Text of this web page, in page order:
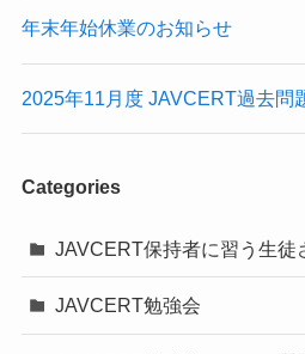
年末年始休業のお知らせ
2025年11月度 JAVCERT過去問
Categories
JAVCERT保持者に習う生徒
JAVCERT勉強会